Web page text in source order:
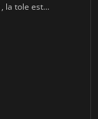
la tole est...